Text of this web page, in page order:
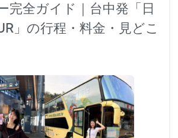
完全ガイド｜台中発「日
」の行程・料金・見どこ